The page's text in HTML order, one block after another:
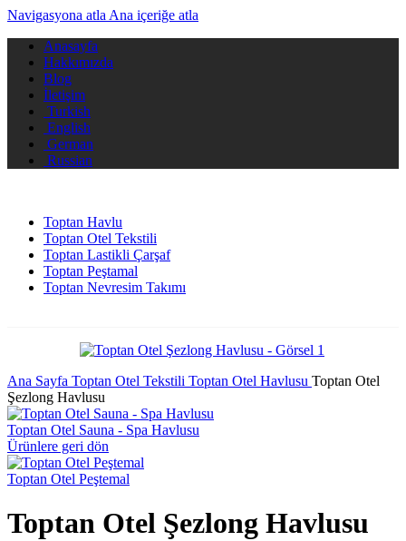
Navigasyona atla Ana içeriğe atla
Anasayfa
Hakkımızda
Blog
İletişim
Turkish
English
German
Russian
Toptan Havlu
Toptan Otel Tekstili
Toptan Lastikli Çarşaf
Toptan Peştamal
Toptan Nevresim Takımı
Ana Sayfa Toptan Otel Tekstili Toptan Otel Havlusu Toptan Otel
Şezlong Havlusu
Toptan Otel Sauna - Spa Havlusu
Ürünlere geri dön
Toptan Otel Peştemal
Toptan Otel Şezlong Havlusu